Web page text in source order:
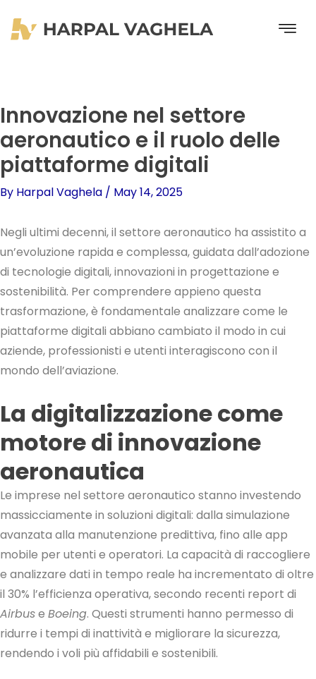
Innovazione nel settore
aeronautico e il ruolo delle
piattaforme digitali
By Harpal Vaghela / May 14, 2025
Negli ultimi decenni, il settore aeronautico ha assistito a
un’evoluzione rapida e complessa, guidata dall’adozione
di tecnologie digitali, innovazioni in progettazione e
sostenibilità. Per comprendere appieno questa
trasformazione, è fondamentale analizzare come le
piattaforme digitali abbiano cambiato il modo in cui
aziende, professionisti e utenti interagiscono con il
mondo dell’aviazione.
La digitalizzazione come
motore di innovazione
aeronautica
Le imprese nel settore aeronautico stanno investendo
massicciamente in soluzioni digitali: dalla simulazione
avanzata alla manutenzione predittiva, fino alle app
mobile per utenti e operatori. La capacità di raccogliere
e analizzare dati in tempo reale ha incrementato di oltre
il 30% l’efficienza operativa, secondo recenti report di
Airbuse Boeing. Questi strumenti hanno permesso di
ridurre i tempi di inattività e migliorare la sicurezza,
rendendo i voli più affidabili e sostenibili.